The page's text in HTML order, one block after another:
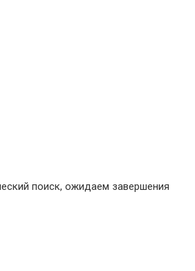
поиск, ожидаем завершения